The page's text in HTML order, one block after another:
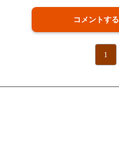
コメントする
1